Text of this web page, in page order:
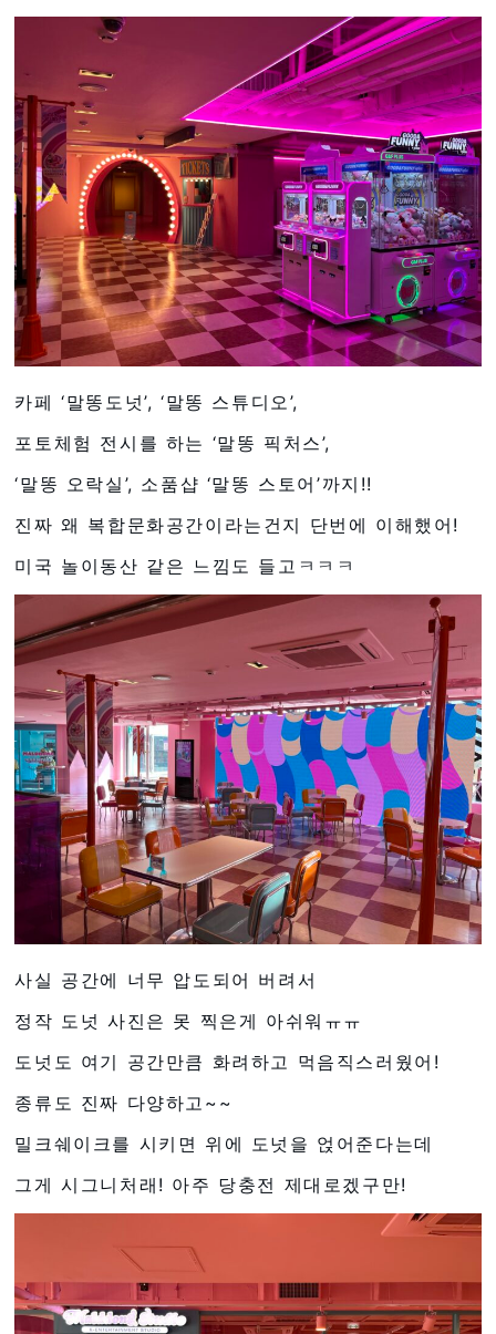
카페 ‘말똥도넛’, ‘말똥 스튜디오’,
포토체험 전시를 하는 ‘말똥 픽처스’,
‘말똥 오락실’, 소품샵 ‘말똥 스토어’까지!!
진짜 왜 복합문화공간이라는건지 단번에 이해했어!
미국 놀이동산 같은 느낌도 들고ㅋㅋㅋ
사실 공간에 너무 압도되어 버려서
정작 도넛 사진은 못 찍은게 아쉬워ㅠㅠ
도넛도 여기 공간만큼 화려하고 먹음직스러웠어!
종류도 진짜 다양하고~~
밀크쉐이크를 시키면 위에 도넛을 얹어준다는데
그게 시그니처래! 아주 당충전 제대로겠구만!